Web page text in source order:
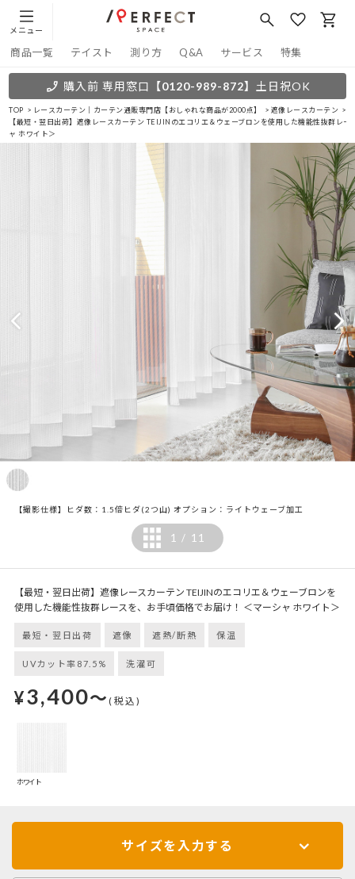
メニュー
商品一覧 テイスト 測り方 Q&A サービス 特集
購入前 専用窓口 【0120-989-872】 土日祝OK
TOP レースカーテン｜カーテン通販専門店【おしゃれな商品が2000点】
遮像レースカーテン
【最短・翌日出荷】遮像レースカーテン TEIJINのエコリエ＆ウェーブロンを使用した機能性抜群レ
ャ ホワイト＞
【撮影仕様】ヒダ数：1.5倍ヒダ(2つ山) オプション：ライトウェーブ加工
1 / 11
【最短・翌日出荷】遮像レースカーテン TEIJINのエコリエ＆ウェーブロンを
使用した機能性抜群レースを、お手頃価格でお届け！ ＜マーシャ ホワイト＞
最短・翌日出荷 遮像 遮熱/断熱 保温
UVカット率87.5% 洗濯可
¥3,400～(税込)
ホワイト
サイズを入力する